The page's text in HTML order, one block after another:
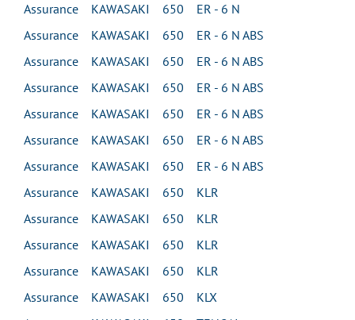
Assurance KAWASAKI 650 ER - 6 N
Assurance KAWASAKI 650 ER - 6 N ABS
Assurance KAWASAKI 650 ER - 6 N ABS
Assurance KAWASAKI 650 ER - 6 N ABS
Assurance KAWASAKI 650 ER - 6 N ABS
Assurance KAWASAKI 650 ER - 6 N ABS
Assurance KAWASAKI 650 ER - 6 N ABS
Assurance KAWASAKI 650 KLR
Assurance KAWASAKI 650 KLR
Assurance KAWASAKI 650 KLR
Assurance KAWASAKI 650 KLR
Assurance KAWASAKI 650 KLX